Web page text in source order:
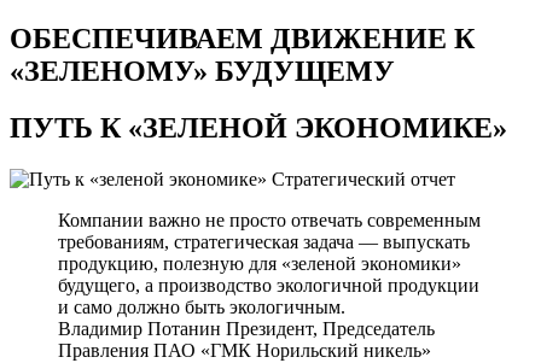
ОБЕСПЕЧИВАЕМ ДВИЖЕНИЕ К
«ЗЕЛЕНОМУ» БУДУЩЕМУ
ПУТЬ К«ЗЕЛЕНОЙ ЭКОНОМИКЕ»
Стратегический отчет
Компании важно не просто отвечать современным
требованиям, стратегическая задача — выпускать
продукцию, полезную для «зеленой экономики»
будущего, а производство экологичной продукции
и само должно быть экологичным.
Владимир Потанин Президент, Председатель
Правления ПАО «ГМК Норильский никель»